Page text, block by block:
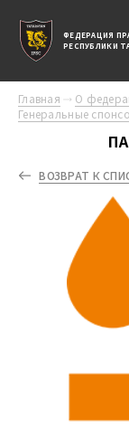
ФЕДЕРАЦИЯ
РЕСПУБЛИКИ
Главная О
Генеральные
ВОЗВРАТ К